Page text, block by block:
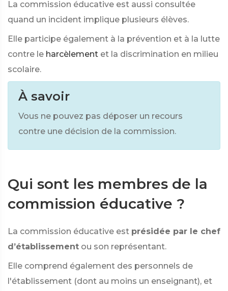
La commission éducative est aussi consultée
quand un incident implique plusieurs élèves.
Elle participe également à la prévention et à la lutte
contre le harcèlement et la discrimination en milieu
scolaire.
À savoir
Vous ne pouvez pas déposer un recours
contre une décision de la commission.
Qui sont les membres de la
commission éducative ?
La commission éducative est présidée par le chef
d’établissement ou son représentant.
Elle comprend également des personnels de
l'établissement (dont au moins un enseignant), et